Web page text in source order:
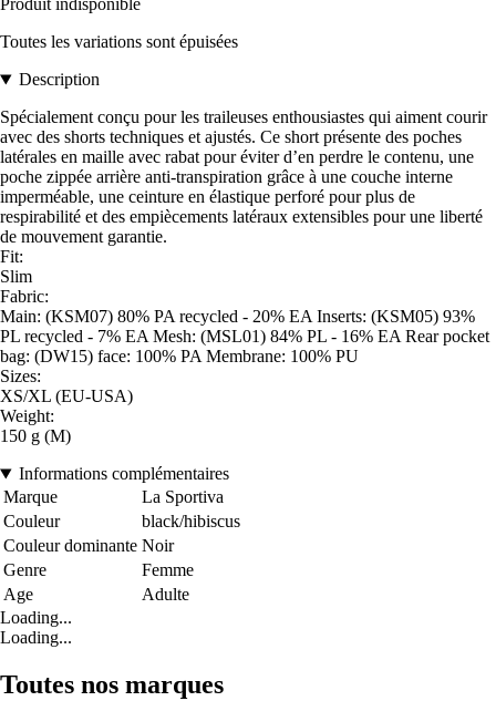
Produit indisponible
Toutes les variations sont épuisées
Description
Spécialement conçu pour les traileuses enthousiastes qui aiment courir
avec des shorts techniques et ajustés. Ce short présente des poches
latérales en maille avec rabat pour éviter d’en perdre le contenu, une
poche zippée arrière anti-transpiration grâce à une couche interne
imperméable, une ceinture en élastique perforé pour plus de
respirabilité et des empiècements latéraux extensibles pour une liberté
de mouvement garantie.
Fit:
Slim
Fabric:
Main: (KSM07) 80% PA recycled - 20% EA Inserts: (KSM05) 93%
PL recycled - 7% EA Mesh: (MSL01) 84% PL - 16% EA Rear pocket
bag: (DW15) face: 100% PA Membrane: 100% PU
Sizes:
XS/XL (EU-USA)
Weight:
150 g (M)
Informations complémentaires
Marque
La Sportiva
Couleur
black/hibiscus
Couleur dominante Noir
Genre
Femme
Age
Adulte
Loading...
Loading...
Toutes nos marques